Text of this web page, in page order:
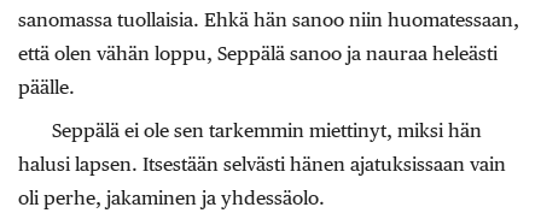
sanomassa tuollaisia. Ehkä hän sanoo niin huomatessaan,
että olen vähän loppu, Seppälä sanoo ja nauraa heleästi
päälle.
Seppälä ei ole sen tarkemmin miettinyt, miksi hän
halusi lapsen. Itsestään selvästi hänen ajatuksissaan vain
oli perhe, jakaminen ja yhdessäolo.